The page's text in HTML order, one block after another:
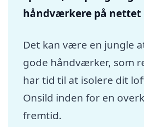
håndværkere på nettet
Det kan være en jungle
gode håndværker, som
har tid til at isolere dit
Onsild inden for en
fremtid.